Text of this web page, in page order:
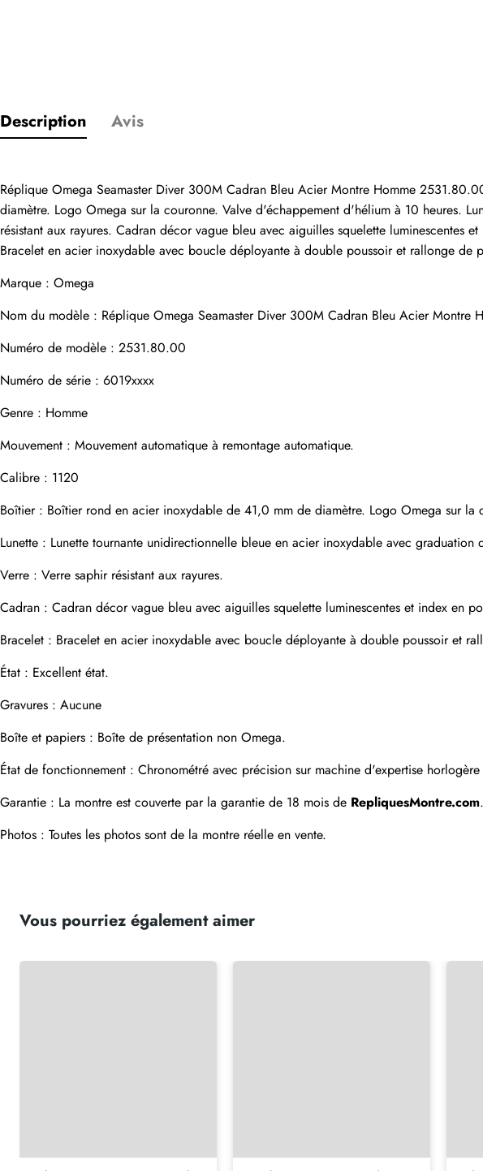
Description Avis
Réplique Omega Seamaster Diver 300M Cadran Bleu Acier Montre Homme
diamètre. Logo Omega sur la couronne. Valve d'échappement d'hélium à 10 heures.
résistant aux rayures. Cadran décor vague bleu avec aiguilles squelette
Bracelet en acier inoxydable avec boucle déployante à double poussoir et rallonge
Marque : Omega
Nom du modèle : Réplique Omega Seamaster Diver 300M Cadran Bleu Acier Montre
Numéro de modèle : 2531.80.00
Numéro de série : 6019xxxx
Genre : Homme
Mouvement : Mouvement automatique à remontage automatique.
Calibre : 1120
Boîtier : Boîtier rond en acier inoxydable de 41,0 mm de diamètre. Logo Omega sur la
Lunette : Lunette tournante unidirectionnelle bleue en acier inoxydable avec graduation
Verre : Verre saphir résistant aux rayures.
Cadran : Cadran décor vague bleu avec aiguilles squelette luminescentes et index en
Bracelet : Bracelet en acier inoxydable avec boucle déployante à double poussoir et
État : Excellent état.
Gravures : Aucune
Boîte et papiers : Boîte de présentation non Omega.
État de fonctionnement : Chronométré avec précision sur machine d'expertise
Garantie : La montre est couverte par la garantie de 18 mois de RepliquesMontre.com.
Photos : Toutes les photos sont de la montre réelle en vente.
Vous pourriez également aimer
Email
commentaires
Photos
Adresse e-mail
Message